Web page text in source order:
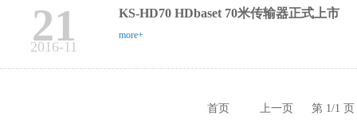
21
2016-11
KS-HD70 HDbaset 70米传输器正式上市
more+
首页 上一页 第 1/1